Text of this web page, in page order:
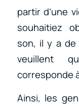
partir d’une
souhaitiez
son, il y a
veuillent
corresponde
Ainsi, les